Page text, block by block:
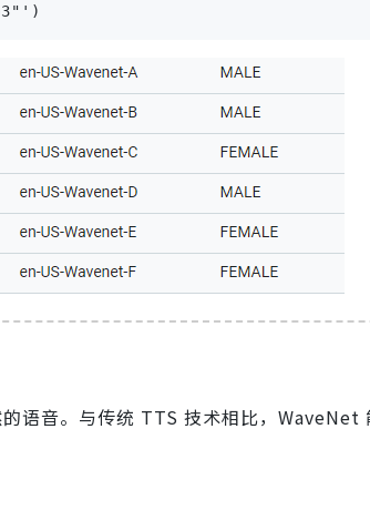
语音。与传统 TTS 技术相比，WaveNet